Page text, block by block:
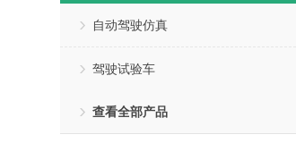
自动驾驶仿真
驾驶试验车
查看全部产品